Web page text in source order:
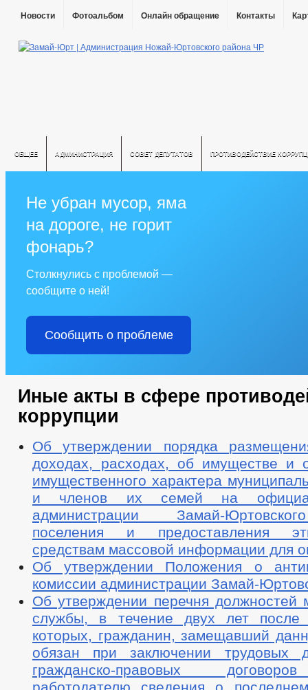
Новости Фотоальбом Онлайн обращение Контакты
ОБЩЕЕ АДМИНИСТРАЦИЯ СОВЕТ ДЕПУТАТОВ ПРОТИВОДЕЙСТВИЕ
Не убран мусор, яма
на дороге, не горит
фонарь?
Столкнулись с проблемой —
сообщите о ней!
Сообщить о проблеме
Иные акты в сфере
коррупции
Об утверждении порядка
доходах, расходах, об имуществе и
имущественного характера
и членов их семей на
администрации Замай-
поселения и предоставления
средствам массовой информации для
Об утверждении Положения о
комиссии администрации Замай-
Об утверждении перечня должностей
службы, в течение двух лет после
которых, гражданин, замещавший
обязан при заключении трудовых
гражданско-правовых